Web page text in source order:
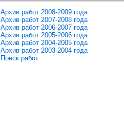
Архив работ 2008-2009 года
Архив работ 2007-2008 года
Архив работ 2006-2007 года
Архив работ 2005-2006 года
Архив работ 2004-2005 года
Архив работ 2003-2004 года
Поиск работ